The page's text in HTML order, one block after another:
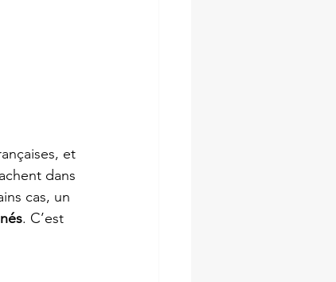
et
dans
cas, un
. C’est